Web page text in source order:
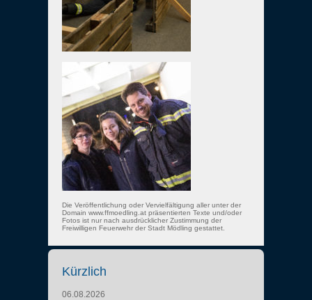
Die Veröffentlichung oder Vervielfältigung aller unter der
Domain www.ffmoedling.at präsentierten Texte und/oder
Fotos ist nur nach ausdrücklicher Zustimmung der
Freiwilligen Feuerwehr der Stadt Mödling gestattet.
Kürzlich
06.08.2026